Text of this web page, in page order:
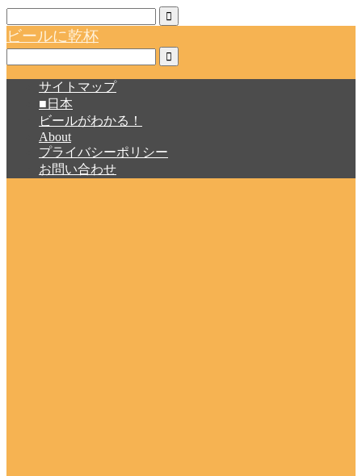
ビールに乾杯
サイトマップ
■日本
ビールがわかる！
About
プライバシーポリシー
お問い合わせ